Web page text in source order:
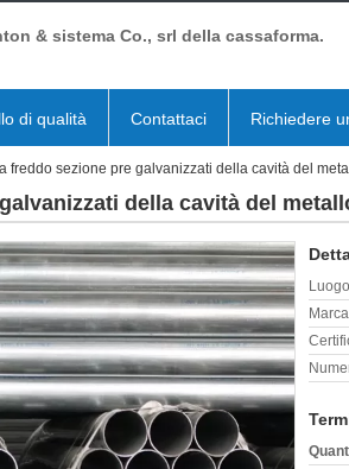
& sistema Co., srl della cassaforma.
di qualità Contattaci Richiedere
freddo sezione pre galvanizzati della cavità del
della cavità del